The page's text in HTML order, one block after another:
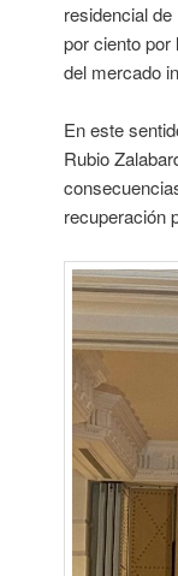
residencial
por ciento por
del mercado
En este
Rubio
recuperación